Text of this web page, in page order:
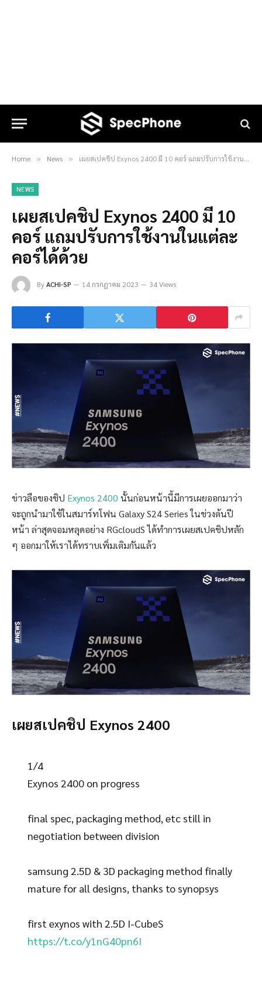
Home » News » เผยสเปคชิป Exynos 2400 มี 10 คอร์ แถมปรับการใช้งานในแต่ละคอร์ได้ด้วย
NEWS
เผยสเปคชิป Exynos 2400 มี 10
คอร์ แถมปรับการใช้งานในแต่ละ
คอร์ได้ด้วย
ByACHI-SP 14 กรกฎาคม 2023 34 Views
ข่าวลือของชิป Exynos 2400 นั้นก่อนหน้านี้มีการเผยออกมาว่า
จะถูกนำมาใช้ในสมาร์ทโฟน Galaxy S24 Series ในช่วงต้นปี
หน้า ล่าสุดจอมหลุดอย่าง RGcloudS ได้ทำการเผยสเปคชิปหลัก
ๆ ออกมาให้เราได้ทราบเพิ่มเติมกันแล้ว
เผยสเปคชิป Exynos 2400
1/4
Exynos 2400 on progress
final spec, packaging method, etc still in
negotiation between division
samsung 2.5D & 3D packaging method finally
mature for all designs, thanks to synopsys
first exynos with 2.5D I-CubeS
https://t.co/y1nG40pn6I